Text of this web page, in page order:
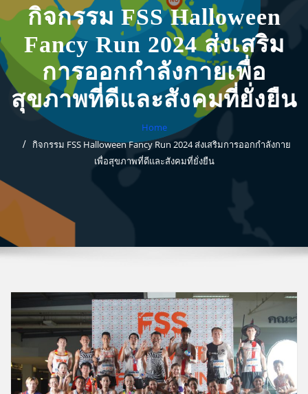
กิจกรรม FSS Halloween
Fancy Run 2024 ส่งเสริม
การออกกำลังกายเพื่อ
สุขภาพที่ดีและสังคมที่ยั่งยืน
Home
กิจกรรม FSS Halloween Fancy Run 2024 ส่งเสริมการออกกำลังกาย
เพื่อสุขภาพที่ดีและสังคมที่ยั่งยืน